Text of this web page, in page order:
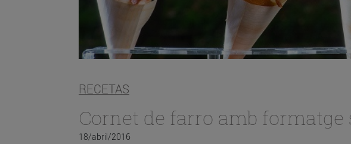
RECETAS
Cornet de farro amb formatge
18/abril/2016